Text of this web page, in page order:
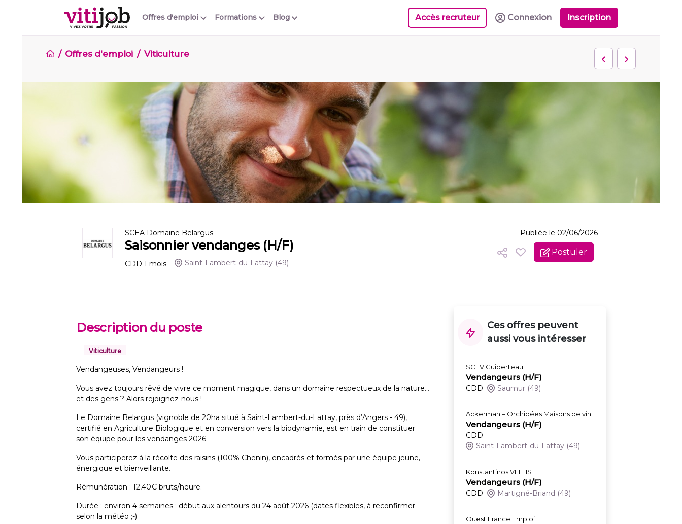
Offres d'emploi Blog
Formations Accès recruteur Connexion Inscription
Offres d'emploi Viticulture
SCEA Domaine Belargus
Saisonnier vendanges (H/F)
CDD 1 mois Saint-Lambert-du-Lattay (49)
Publiée le 02/06/2026
Postuler
Description du poste
Viticulture
Vendangeuses, Vendangeurs !
Vous avez toujours rêvé de vivre ce moment magique, dans un domaine respectueux de la nature…
et des gens ? Alors rejoignez-nous !
Le Domaine Belargus (vignoble de 20ha situé à Saint-Lambert-du-Lattay, près d’Angers - 49),
certifié en Agriculture Biologique et en conversion vers la biodynamie, est en train de constituer
son équipe pour les vendanges 2026.
Vous participerez à la récolte des raisins (100% Chenin), encadrés et formés par une équipe jeune,
énergique et bienveillante.
Rémunération : 12,40€ bruts/heure.
Durée : environ 4 semaines ; début aux alentours du 24 août 2026 (dates flexibles, à reconfirmer
selon la météo ;-)
Ces offres peuvent
aussi vous intéresser
SCEV Guiberteau
Vendangeurs (H/F)
CDD Saumur (49)
Ackerman – Orchidées Maisons de vin
Vendangeurs (H/F)
CDD
Saint-Lambert-du-Lattay (49)
Konstantinos VELLIS
Vendangeurs (H/F)
CDD Martigné-Briand (49)
Ouest France Emploi